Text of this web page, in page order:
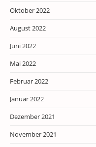
Oktober 2022
August 2022
Juni 2022
Mai 2022
Februar 2022
Januar 2022
Dezember 2021
November 2021